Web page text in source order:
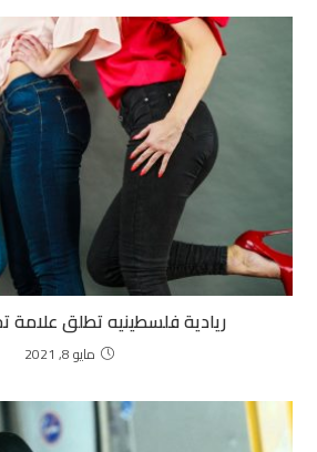
ريادية فلسطينيه تطلق علامة
مايو 8, 2021